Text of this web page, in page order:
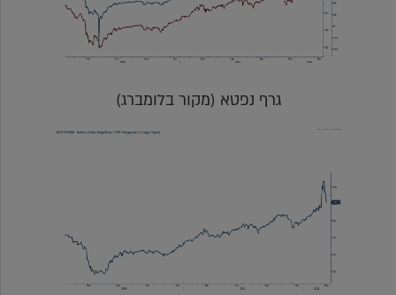
גרף נפטא (מקור בלומברג)